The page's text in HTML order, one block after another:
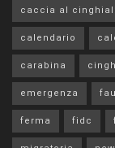
caccia al
calendario
carabina
emergenza
ferma
fidc